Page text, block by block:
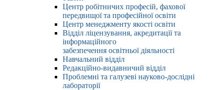
Центр робітничих професій, фахової
передвищої та професійної освіти
Центр менеджменту якості освіти
Відділ ліцензування, акредитації та
інформаційного
забезпечення освітньої діяльності
Навчальний відділ
Редакційно-видавничий відділ
Проблемні та галузеві науково-дослідні
лабораторії